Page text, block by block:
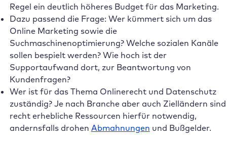
Regel ein deutlich höheres Budget für das Marketing.
Dazu passend die Frage: Wer kümmert sich um das
Online Marketing sowie die
Suchmaschinenoptimierung? Welche sozialen Kanäle
sollen bespielt werden? Wie hoch ist der
Supportaufwand dort, zur Beantwortung von
Kundenfragen?
Wer ist für das Thema Onlinerecht und Datenschutz
zuständig? Je nach Branche aber auch Zielländern sind
recht erhebliche Ressourcen hierfür notwendig,
andernsfalls drohen Abmahnungen und Bußgelder.